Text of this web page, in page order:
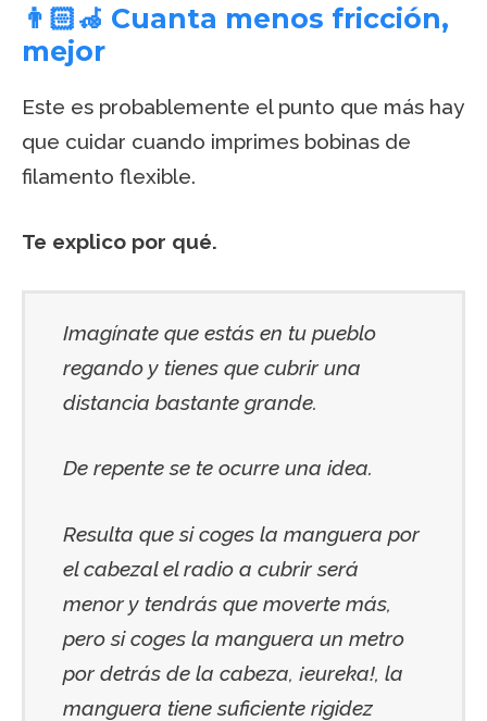
👨🏻‍🦽 Cuanta menos fricción,
mejor
Este es probablemente el punto que más hay
que cuidar cuando imprimes bobinas de
filamento flexible.
Te explico por qué.
Imagínate que estás en tu pueblo
regando y tienes que cubrir una
distancia bastante grande.
De repente se te ocurre una idea.
Resulta que si coges la manguera por
el cabezal el radio a cubrir será
menor y tendrás que moverte más,
pero si coges la manguera un metro
por detrás de la cabeza, ¡eureka!, la
manguera tiene suficiente rigidez